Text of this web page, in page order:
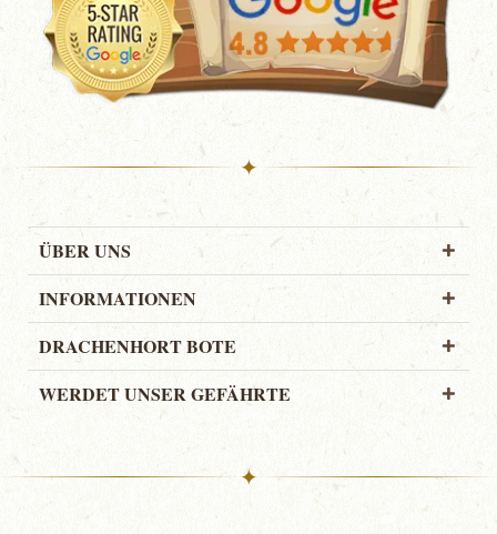
✦
ÜBER UNS
INFORMATIONEN
DRACHENHORT BOTE
WERDET UNSER GEFÄHRTE
✦